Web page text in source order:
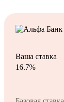
Ваша ставка
16.7%